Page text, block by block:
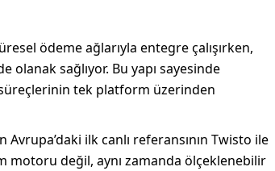
ödeme ağlarıyla entegre çalışırken,
sağlıyor. Bu yapı sayesinde
süreçlerinin tek platform üzerinden
ilk canlı referansının Twisto ile
değil, aynı zamanda ölçeklenebilir